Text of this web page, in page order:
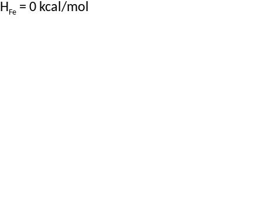
H Fe = 0 kcal/mol